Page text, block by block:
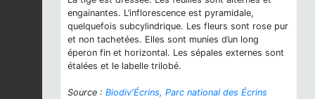
engainantes. L’inflorescence est pyramidale,
quelquefois subcylindrique. Les fleurs sont rose pur
et non tachetées. Elles sont munies d’un long
éperon fin et horizontal. Les sépales externes sont
étalées et le labelle trilobé.
Source : Biodiv'Écrins, Parc national des Écrins